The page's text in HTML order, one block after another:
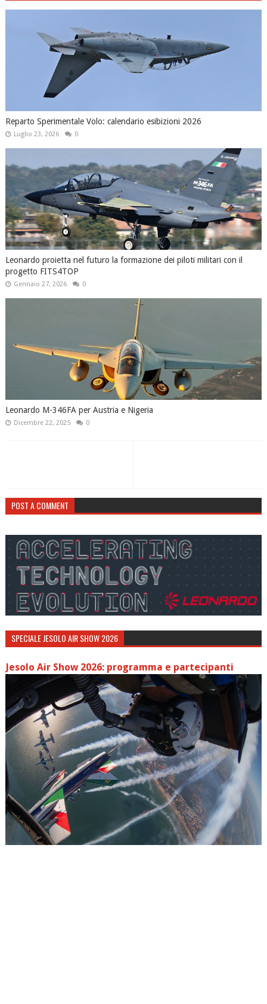
Reparto Sperimentale Volo: calendario esibizioni 2026
Luglio 23, 2026 0
Leonardo proietta nel futuro la formazione dei piloti militari con il
progetto FITS4TOP
Gennaio 27, 2026 0
Leonardo M-346FA per Austria e Nigeria
Dicembre 22, 2025 0
POST A COMMENT
SPECIALE JESOLO AIR SHOW 2026
Jesolo Air Show 2026: programma e partecipanti